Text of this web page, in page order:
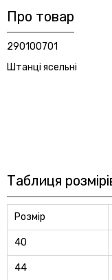
Про товар
290100701
Штанці ясельні
Таблиця
Розмір
40
44